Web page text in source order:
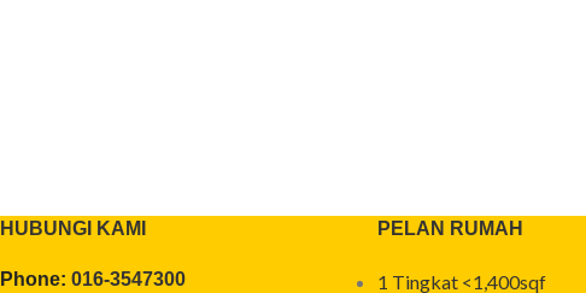
HUBUNGI KAMI
Phone: 016-3547300
PELAN RUMAH
1 Tingkat <1,400sqf